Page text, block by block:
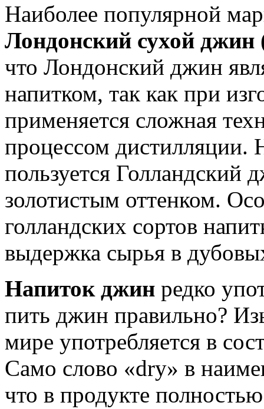
Наиболее популярной
Лондонский сухой
что Лондонский джин
напитком, так как при
применяется сложная
процессом
пользуется Голландский
золотистым оттенком.
голландских сортов
выдержка сырья в
Напиток джин редко
пить джин правильно?
мире употребляется в
Само слово «dry» в
что в продукте полностью